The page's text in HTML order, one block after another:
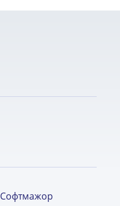
Софтмажор